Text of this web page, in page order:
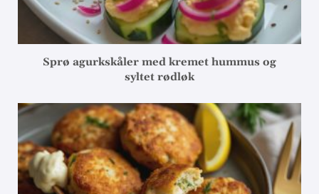
Sprø agurkskåler med kremet hummus og
syltet rødløk